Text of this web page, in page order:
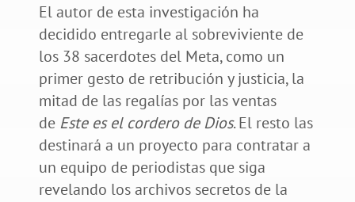
El autor de esta investigación ha
decidido entregarle al sobreviviente de
los 38 sacerdotes del Meta, como un
primer gesto de retribución y justicia, la
mitad de las regalías por las ventas
de Este es el cordero de Dios. El resto las
destinará a un proyecto para contratar a
un equipo de periodistas que siga
revelando los archivos secretos de la